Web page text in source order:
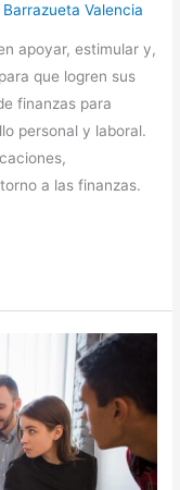
Barrazueta Valencia
apoyar, estimular y,
que logren sus
finanzas para
personal y laboral.
a las finanzas.